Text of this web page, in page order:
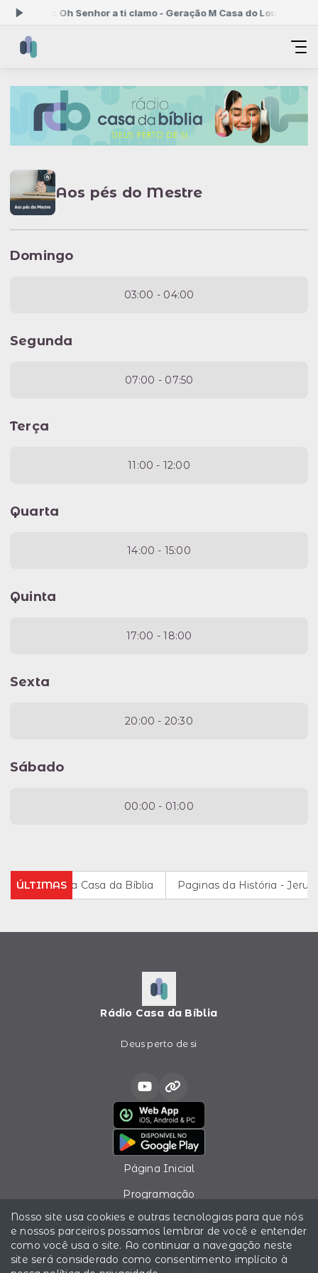
agora: Oh Senhor a ti clamo - Geração M Casa do Louvor
Aos pés do Mestre
Domingo
03:00 - 04:00
Segunda
07:00 - 07:50
Terça
11:00 - 12:00
Quarta
14:00 - 15:00
Quinta
17:00 - 18:00
Sexta
20:00 - 20:30
Sábado
00:00 - 01:00
ÚLTIMAS
da rádio da Casa da Bíblia Paginas da História -
Rádio Casa da Bíblia
Deus perto de si
Página Inicial
Programação
Contato
Podcasts
Nosso site usa cookies e outras tecnologias para que nós
e nossos parceiros possamos lembrar de você e entender
como você usa o site. Ao continuar a navegação neste
site será considerado como consentimento implícito à